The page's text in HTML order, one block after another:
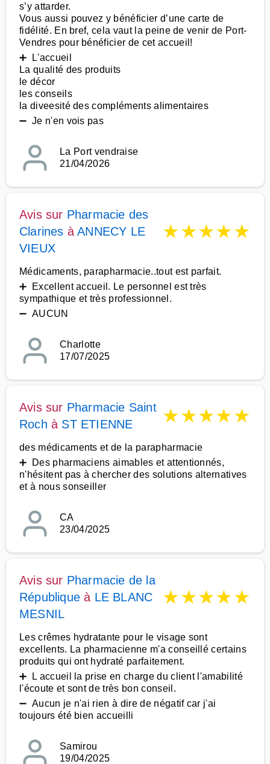
s’y attarder.
Vous aussi pouvez y bénéficier d’une carte de
fidélité. En bref, cela vaut la peine de venir de Port-
Vendres pour bénéficier de cet accueil!
➕ L'accueil
La qualité des produits
le décor
les conseils
la diveesité des compléments alimentaires
➖ Je n'en vois pas
La Port vendraise
21/04/2026
Avis sur Pharmacie des
Clarines àANNECY LE
VIEUX
★★★★★
Médicaments, parapharmacie..tout est parfait.
➕ Excellent accueil. Le personnel est très
sympathique et très professionnel.
➖ AUCUN
Charlotte
17/07/2025
Avis sur Pharmacie Saint
Roch à ST ETIENNE ★★★★★
des médicaments et de la parapharmacie
➕ Des pharmaciens aimables et attentionnés,
n'hésitent pas à chercher des solutions alternatives
et à nous sonseiller
CA
23/04/2025
Avis sur Pharmacie de la
République à LE BLANC
MESNIL
★★★★★
Les crêmes hydratante pour le visage sont
excellents. La pharmacienne m'a conseillé certains
produits qui ont hydraté parfaitement.
➕ L accueil la prise en charge du client l'amabilité
l'écoute et sont de très bon conseil.
➖ Aucun je n'ai rien à dire de négatif car j'ai
toujours été bien accueilli
Samirou
19/04/2025